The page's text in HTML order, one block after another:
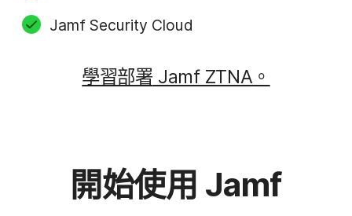
Jamf Security Cloud
學習部署Jamf ZTNA 。
開始​使用 Jamf